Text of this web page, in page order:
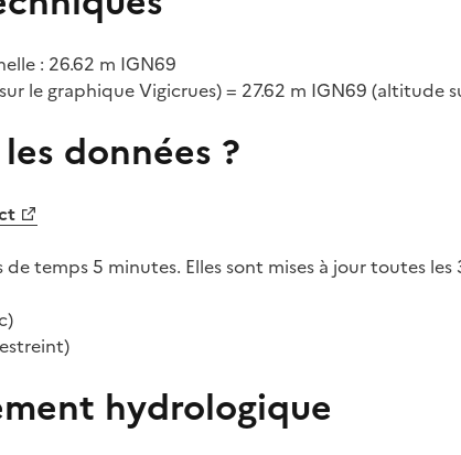
: 26.62 m IGN69
le graphique Vigicrues) = 27.62 m IGN69 (altitude
données ?
de temps 5 minutes. Elles sont mises à jour toutes les
hydrologique